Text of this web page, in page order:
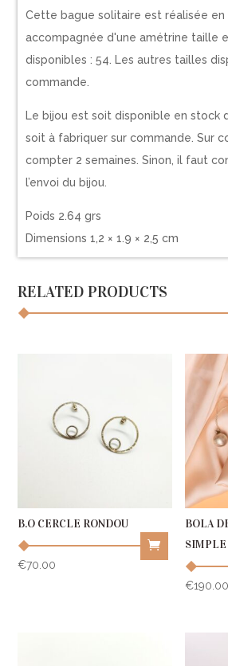
Cette bague solitaire est réalisée en
accompagnée d'une amétrine taille
disponibles : 54. Les autres tailles
commande.
Le bijou est soit disponible en stock
soit à fabriquer sur commande. Sur
compter 2 semaines. Sinon, il faut
l’envoi du bijou.
Poids 2.64 grs
Dimensions 1,2 × 1.9 × 2,5 cm
RELATED PRODUCTS
B.O CERCLE RONDOU
€70.00
BOLA
SIMPLE
€190.00